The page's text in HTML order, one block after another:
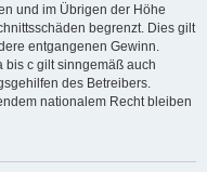
und im Übrigen der Höhe
begrenzt. Dies gilt
entgangenen Gewinn.
bis c gilt sinngemäß auch
des Betreibers.
nationalem Recht bleiben